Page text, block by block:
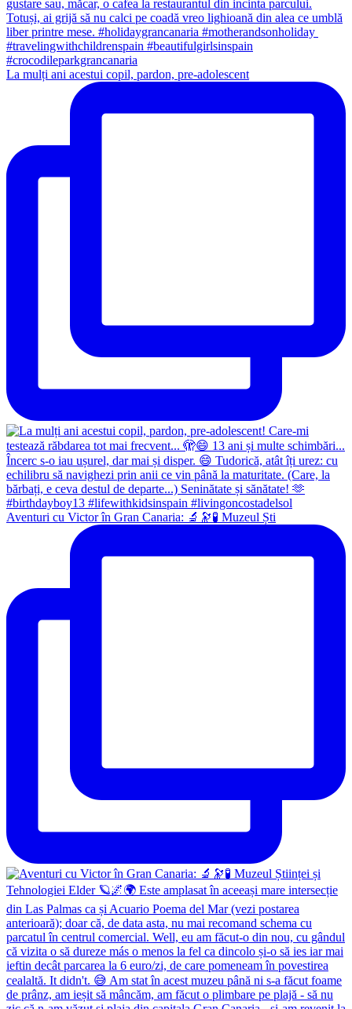
La mulți ani acestui copil, pardon, pre-adolescent
Aventuri cu Victor în Gran Canaria: 🔬🔭🧪 Muzeul Ști